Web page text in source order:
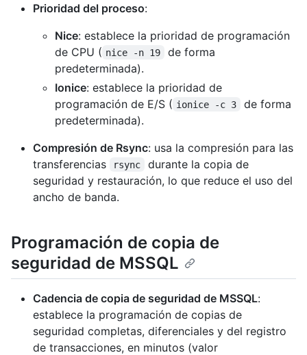
Prioridad del proceso:
Nice: establece la prioridad de programación
de CPU ( nice -n 19
de forma
predeterminada).
Ionice: establece la prioridad de
programación de E/S ( ionice -c 3
de forma
predeterminada).
Compresión de Rsync: usa la compresión para las
transferencias
rsync
durante la copia de
seguridad y restauración, lo que reduce el uso del
ancho de banda.
Programación de copia de
seguridad de MSSQL
Cadencia de copia de seguridad de MSSQL:
establece la programación de copias de
seguridad completas, diferenciales y del registro
de transacciones, en minutos (valor